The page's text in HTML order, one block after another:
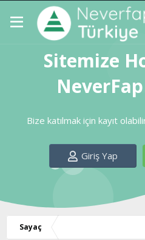
Sitemize
Bize katılmak için kayıt
Giriş Yap
Sayaç